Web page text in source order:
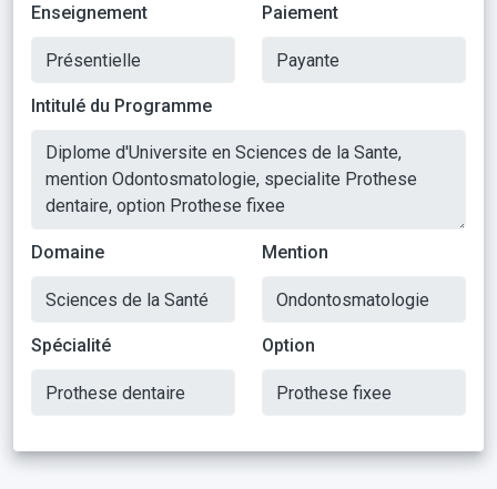
Enseignement Paiement
Intitulé du Programme
Domaine Mention
Spécialité Option